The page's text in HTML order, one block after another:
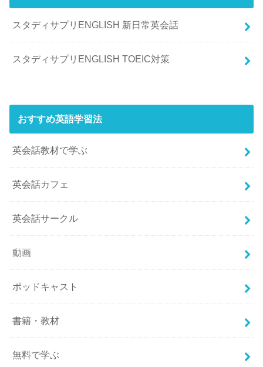
スタディサプリENGLISH 新日常英会話
スタディサプリENGLISH TOEIC対策
おすすめ英語学習法
英会話教材で学ぶ
英会話カフェ
英会話サークル
動画
ポッドキャスト
書籍・教材
無料で学ぶ